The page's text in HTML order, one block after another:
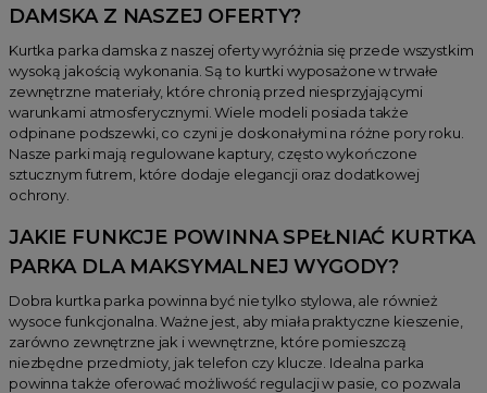
DAMSKA Z NASZEJ OFERTY?
Kurtka parka damska z naszej oferty wyróżnia się przede wszystkim
wysoką jakością wykonania. Są to kurtki wyposażone w trwałe
zewnętrzne materiały, które chronią przed niesprzyjającymi
warunkami atmosferycznymi. Wiele modeli posiada także
odpinane podszewki, co czyni je doskonałymi na różne pory roku.
Nasze parki mają regulowane kaptury, często wykończone
sztucznym futrem, które dodaje elegancji oraz dodatkowej
ochrony.
JAKIE FUNKCJE POWINNA SPEŁNIAĆ KURTKA
PARKA DLA MAKSYMALNEJ WYGODY?
Dobra kurtka parka powinna być nie tylko stylowa, ale również
wysoce funkcjonalna. Ważne jest, aby miała praktyczne kieszenie,
zarówno zewnętrzne jak i wewnętrzne, które pomieszczą
niezbędne przedmioty, jak telefon czy klucze. Idealna parka
powinna także oferować możliwość regulacji w pasie, co pozwala